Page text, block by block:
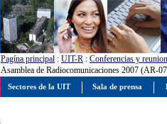
Pagína principal : UIT-R : Conferencias y
Asamblea de Radiocomunicaciones 2007 (AR-
Sectores de la UIT Sala de prensa